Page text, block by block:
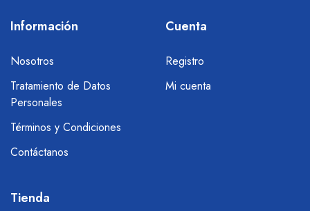
Información
Nosotros
Tratamiento de Datos
Personales
Términos y Condiciones
Contáctanos
Cuenta
Registro
Mi cuenta
Tienda